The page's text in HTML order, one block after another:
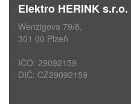
Elektro HERINK s.r.o.
Wenzigova 79/8,
301 00 Plzeň
IČO: 29092159
DIČ: CZ29092159